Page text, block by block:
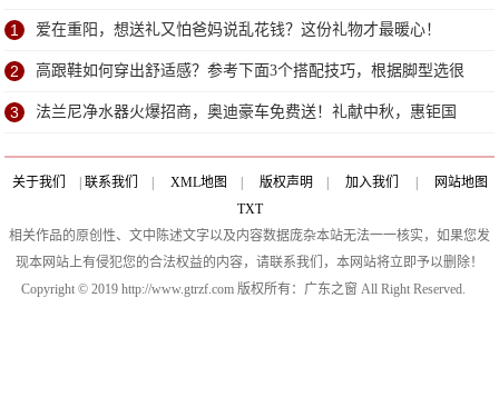
了？
1 爱在重阳，想送礼又怕爸妈说乱花钱？这份礼物才最暖心！
2 高跟鞋如何穿出舒适感？参考下面3个搭配技巧，根据脚型选很
重要
3 法兰尼净水器火爆招商，奥迪豪车免费送！礼献中秋，惠钜国
庆！
关于我们 联系我们 XML地图 版权声明 加入我们
网站地图
TXT
相关作品的原创性、文中陈述文字以及内容数据庞杂本站无法一一核实，如果您发
现本网站上有侵犯您的合法权益的内容，请联系我们，本网站将立即予以删除！
Copyright © 2019 http://www.gtrzf.com 版权所有：广东之窗 All Right Reserved.